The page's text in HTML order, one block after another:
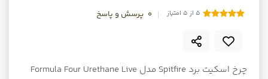
5 از 5 امتیاز 0 پرسش و پاسخ
چرخ اسکیت برد Spitfire مدل Formula Four Urethane Live